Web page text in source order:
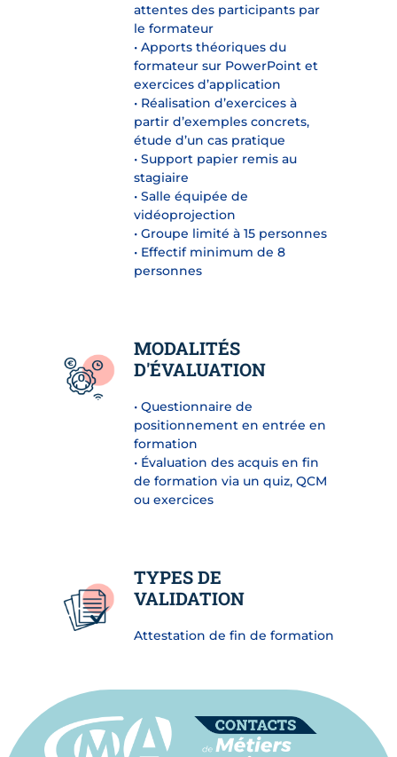
attentes des participants par
le formateur
• Apports théoriques du
formateur sur PowerPoint et
exercices d’application
• Réalisation d’exercices à
partir d’exemples concrets,
étude d’un cas pratique
• Support papier remis au
stagiaire
• Salle équipée de
vidéoprojection
• Groupe limité à 15 personnes
• Effectif minimum de 8
personnes
MODALITÉS
D'ÉVALUATION
• Questionnaire de
positionnement en entrée en
formation
• Évaluation des acquis en fin
de formation via un quiz, QCM
ou exercices
TYPES DE
VALIDATION
Attestation de fin de formation